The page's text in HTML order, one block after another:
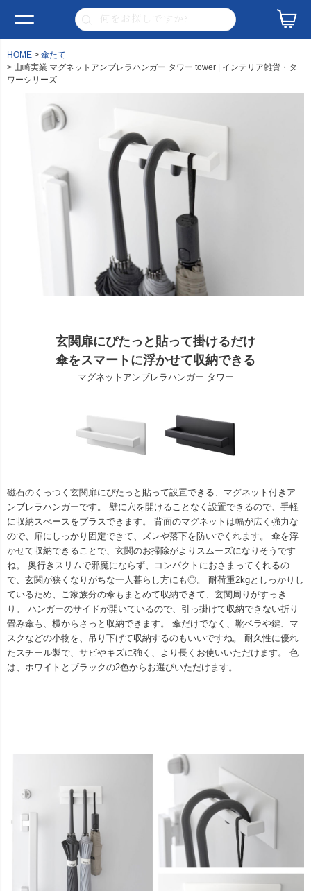
HOME
傘たて
山崎実業 マグネットアンブレラハンガー タワー tower | インテリア雑貨・タ
ワーシリーズ
玄関扉にぴたっと貼って掛けるだけ
傘をスマートに浮かせて収納できる
マグネットアンブレラハンガー タワー
磁石のくっつく玄関扉にぴたっと貼って設置できる、マグネット付きア
ンブレラハンガーです。 壁に穴を開けることなく設置できるので、手軽
に収納スぺースをプラスできます。 背面のマグネットは幅が広く強力な
ので、扉にしっかり固定できて、ズレや落下を防いでくれます。 傘を浮
かせて収納できることで、玄関のお掃除がよりスムーズになりそうです
ね。 奥行きスリムで邪魔にならず、コンパクトにおさまってくれるの
で、玄関が狭くなりがちな一人暮らし方にも◎。 耐荷重2kgとしっかりし
ているため、ご家族分の傘もまとめて収納できて、玄関周りがすっき
り。 ハンガーのサイドが開いているので、引っ掛けて収納できない折り
畳み傘も、横からさっと収納できます。 傘だけでなく、靴ベラや鍵、マ
スクなどの小物を、吊り下げて収納するのもいいですね。 耐久性に優れ
たスチール製で、サビやキズに強く、より長くお使いいただけます。 色
は、ホワイトとブラックの2色からお選びいただけます。